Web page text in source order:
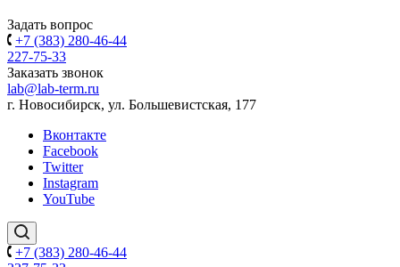
Задать вопрос
+7 (383) 280-46-44
227-75-33
Заказать звонок
lab@lab-term.ru
г. Новосибирск, ул. Большевистская, 177
Вконтакте
Facebook
Twitter
Instagram
YouTube
+7 (383) 280-46-44